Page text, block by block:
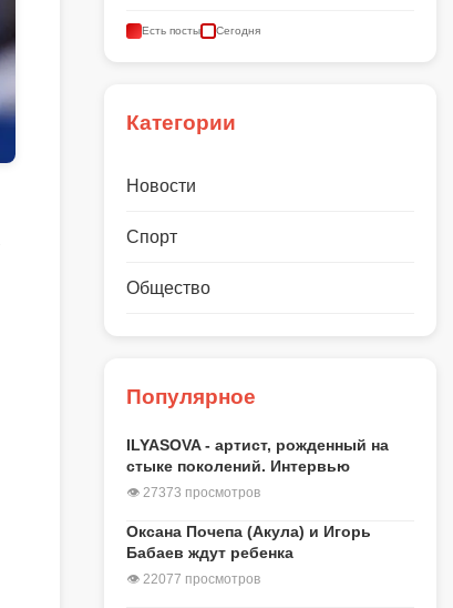
Есть посты Сегодня
Категории
Новости
Спорт
Общество
Популярное
ILYASOVA - артист, рожденный на
стыке поколений. Интервью
👁 27373 просмотров
Оксана Почепа (Акула) и Игорь
Бабаев ждут ребенка
👁 22077 просмотров